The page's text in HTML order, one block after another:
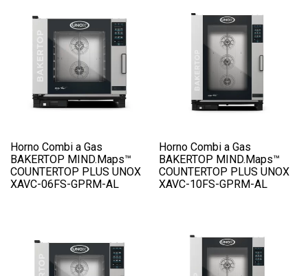
Horno Combi a Gas
BAKERTOP MIND.Maps™
COUNTERTOP PLUS UNOX
XAVC-06FS-GPRM-AL
Horno Combi a Gas
BAKERTOP MIND.Maps™
COUNTERTOP PLUS UNOX
XAVC-10FS-GPRM-AL